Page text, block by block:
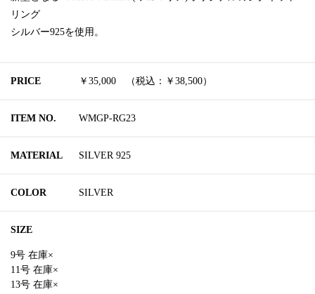
リング
シルバー925を使用。
PRICE ￥35,000 （税込：￥38,500）
ITEM NO. WMGP-RG23
MATERIAL SILVER 925
COLOR SILVER
SIZE
9号 在庫×
11号 在庫×
13号 在庫×